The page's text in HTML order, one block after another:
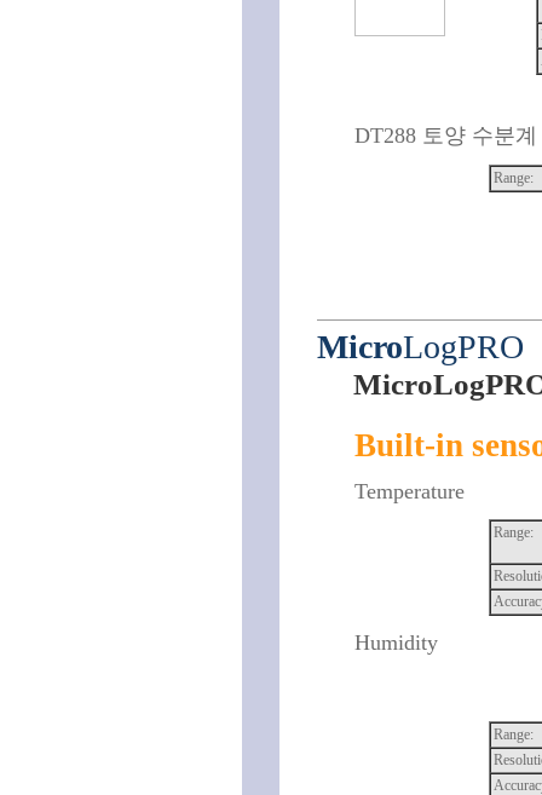
DT288 토양 수분계
Range:
MicroLogPRO
Built-in
Temperature
Range:
Humidity
Range: